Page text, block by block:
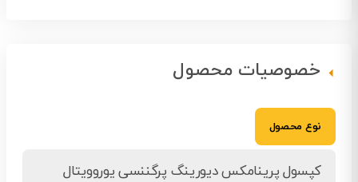
خصوصیات محصول
نوع محصول
کپسول پرینامکس دیورینگ پرگننسی یوروویتال